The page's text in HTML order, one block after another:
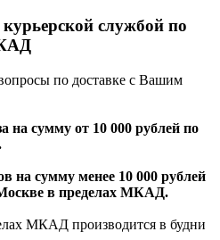
службой по
по доставке с Вашим
на сумму от 10 000 рублей по
на сумму менее 10 000 рублей
в пределах МКАД.
МКАД производится в будни